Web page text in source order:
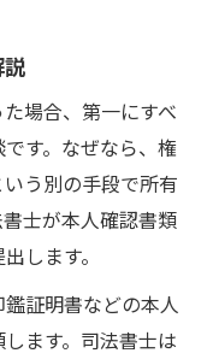
場合、第一にすべ
す。なぜなら、権
う別の手段で所有
士が本人確認書類
します。
証明書などの本人
ます。司法書士は